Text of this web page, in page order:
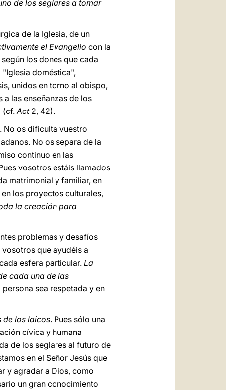
de los seglares a tomar
de la Iglesia, de un
el Evangelio con la
los dones que cada
"Iglesia doméstica",
unidos en torno al obispo,
las enseñanzas de los
(cf.Act2, 42).
No os dificulta vuestro
No os separa de la
continuo en las
vosotros estáis llamados
matrimonial y familiar, en
los proyectos culturales,
la creación para
problemas y desafíos
que ayudéis a
esfera particular.La
cada una de las
sea respetada y en
de los laicos. Pues sólo una
cívica y humana
de los seglares al futuro de
en el Señor Jesús que
y agradar a Dios, como
un gran conocimiento